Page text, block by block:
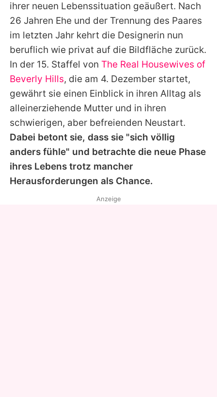
App runterladen
Team
Redaktionelle Richtlinien
Impressum
Datenschutzerklärung
Utiq verwalten
ihrer neuen Lebenssituation geäußert. Nach
26 Jahren Ehe und der Trennung des Paares
im letzten Jahr kehrt die Designerin nun
beruflich wie privat auf die Bildfläche zurück.
In der 15. Staffel von The Real Housewives of
Beverly Hills, die am 4. Dezember startet,
gewährt sie einen Einblick in ihren Alltag als
alleinerziehende Mutter und in ihren
schwierigen, aber befreienden Neustart.
Dabei betont sie, dass sie "sich völlig
anders fühle" und betrachte die neue Phase
ihres Lebens trotz mancher
Herausforderungen als Chance.
Anzeige